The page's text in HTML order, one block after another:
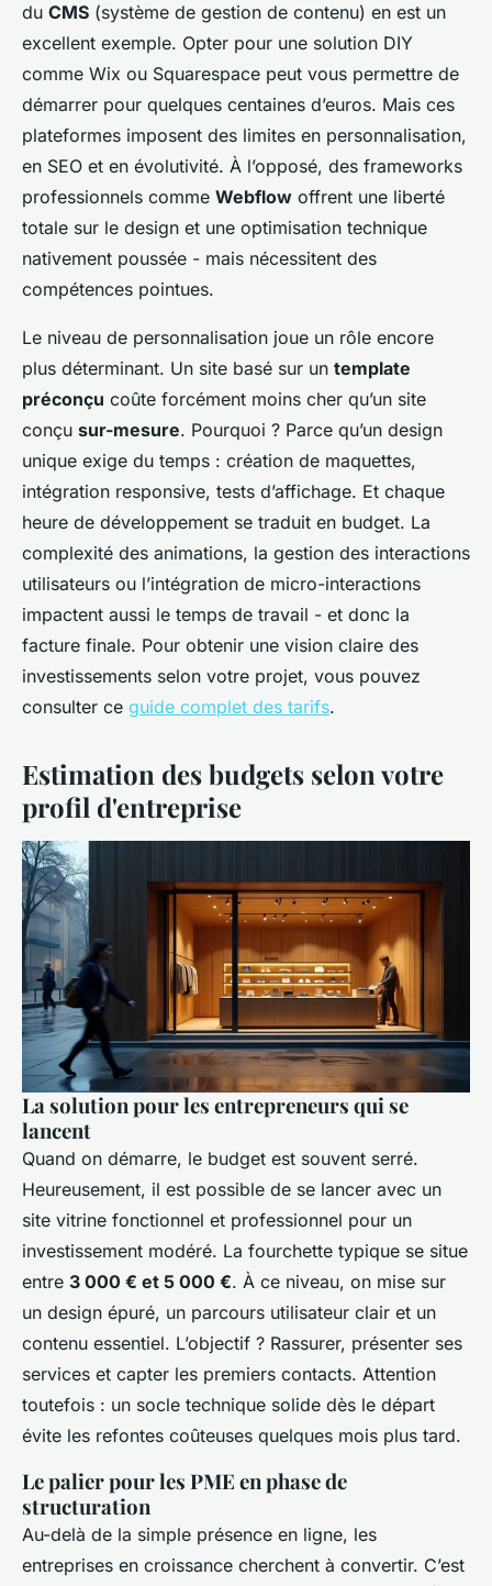
du CMS (système de gestion de contenu) en est un
excellent exemple. Opter pour une solution DIY
comme Wix ou Squarespace peut vous permettre de
démarrer pour quelques centaines d’euros. Mais ces
plateformes imposent des limites en personnalisation,
en SEO et en évolutivité. À l’opposé, des frameworks
professionnels comme Webflow offrent une liberté
totale sur le design et une optimisation technique
nativement poussée - mais nécessitent des
compétences pointues.
Le niveau de personnalisation joue un rôle encore
plus déterminant. Un site basé sur un template
préconçu coûte forcément moins cher qu’un site
conçu sur-mesure. Pourquoi ? Parce qu’un design
unique exige du temps : création de maquettes,
intégration responsive, tests d’affichage. Et chaque
heure de développement se traduit en budget. La
complexité des animations, la gestion des interactions
utilisateurs ou l’intégration de micro-interactions
impactent aussi le temps de travail - et donc la
facture finale. Pour obtenir une vision claire des
investissements selon votre projet, vous pouvez
consulter ce guide complet des tarifs.
Estimation des budgets selon votre
profil d'entreprise
La solution pour les entrepreneurs qui se
lancent
Quand on démarre, le budget est souvent serré.
Heureusement, il est possible de se lancer avec un
site vitrine fonctionnel et professionnel pour un
investissement modéré. La fourchette typique se situe
entre 3 000 € et 5 000 €. À ce niveau, on mise sur
un design épuré, un parcours utilisateur clair et un
contenu essentiel. L’objectif ? Rassurer, présenter ses
services et capter les premiers contacts. Attention
toutefois : un socle technique solide dès le départ
évite les refontes coûteuses quelques mois plus tard.
Le palier pour les PME en phase de
structuration
Au-delà de la simple présence en ligne, les
entreprises en croissance cherchent à convertir. C’est